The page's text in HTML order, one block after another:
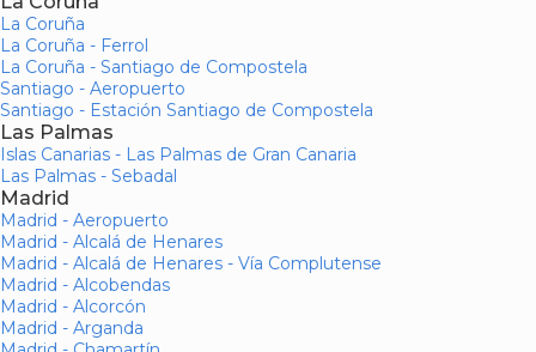
La Coruña
La Coruña - Ferrol
La Coruña - Santiago de Compostela
Santiago - Aeropuerto
Santiago - Estación Santiago de Compostela
Las Palmas
Islas Canarias - Las Palmas de Gran Canaria
Las Palmas - Sebadal
Madrid
Madrid - Aeropuerto
Madrid - Alcalá de Henares
Madrid - Alcalá de Henares - Vía Complutense
Madrid - Alcobendas
Madrid - Alcorcón
Madrid - Arganda